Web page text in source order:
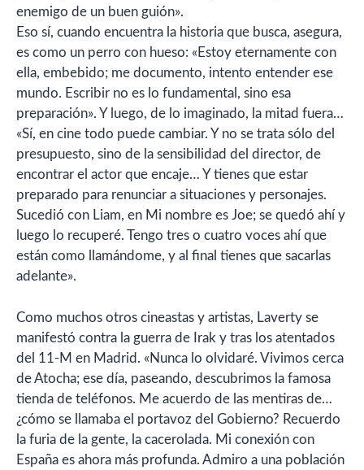
enemigo de un buen guión».
Eso sí, cuando encuentra la historia que busca, asegura,
es como un perro con hueso: «Estoy eternamente con
ella, embebido; me documento, intento entender ese
mundo. Escribir no es lo fundamental, sino esa
preparación». Y luego, de lo imaginado, la mitad fuera…
«Sí, en cine todo puede cambiar. Y no se trata sólo del
presupuesto, sino de la sensibilidad del director, de
encontrar el actor que encaje… Y tienes que estar
preparado para renunciar a situaciones y personajes.
Sucedió con Liam, en Mi nombre es Joe; se quedó ahí y
luego lo recuperé. Tengo tres o cuatro voces ahí que
están como llamándome, y al final tienes que sacarlas
adelante».
Como muchos otros cineastas y artistas, Laverty se
manifestó contra la guerra de Irak y tras los atentados
del 11-M en Madrid. «Nunca lo olvidaré. Vivimos cerca
de Atocha; ese día, paseando, descubrimos la famosa
tienda de teléfonos. Me acuerdo de las mentiras de…
¿cómo se llamaba el portavoz del Gobierno? Recuerdo
la furia de la gente, la cacerolada. Mi conexión con
España es ahora más profunda. Admiro a una población